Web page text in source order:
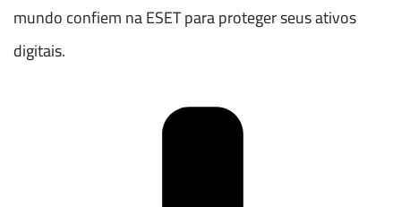
mundo confiem na ESET para proteger seus ativos
digitais.